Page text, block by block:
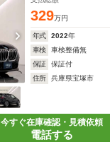
329万円
年式 2022年
車検
車検整備無
保証
保証付
住所
兵庫県宝塚市
今すぐ在庫確認・見積依頼
電話する